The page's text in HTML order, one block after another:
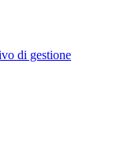
di gestione